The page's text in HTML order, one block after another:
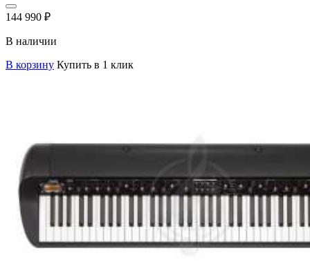
144 990 ₽
В наличии
В корзину Купить в 1 клик